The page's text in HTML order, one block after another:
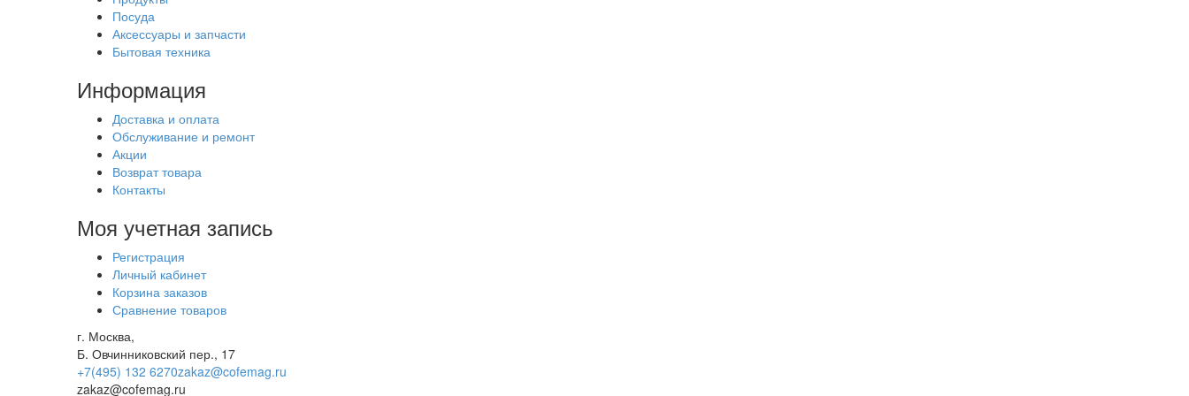
Посуда
Аксессуары и запчасти
Бытовая техника
Информация
Доставка и оплата
Обслуживание и ремонт
Акции
Возврат товара
Контакты
Моя учетная запись
Регистрация
Личный кабинет
Корзина заказов
Сравнение товаров
г. Москва,
Б. Овчинниковский пер., 17
+7(495) 132 6270zakaz@cofemag.ru
zakaz@cofemag.ru